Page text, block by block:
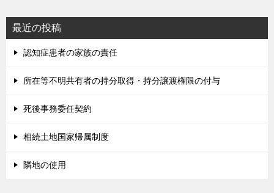
最近の投稿
認知症患者の家族の責任
所在等不明共有者の持分取得・持分譲渡権限の付与
死後事務委任契約
相続土地国家帰属制度
隣地の使用